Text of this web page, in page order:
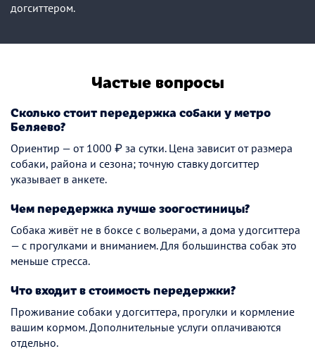
догситтером.
Частые вопросы
Сколько стоит передержка собаки у метро
Беляево?
Ориентир — от 1000 ₽ за сутки. Цена зависит от размера
собаки, района и сезона; точную ставку догситтер
указывает в анкете.
Чем передержка лучше зоогостиницы?
Собака живёт не в боксе с вольерами, а дома у догситтера
— с прогулками и вниманием. Для большинства собак это
меньше стресса.
Что входит в стоимость передержки?
Проживание собаки у догситтера, прогулки и кормление
вашим кормом. Дополнительные услуги оплачиваются
отдельно.